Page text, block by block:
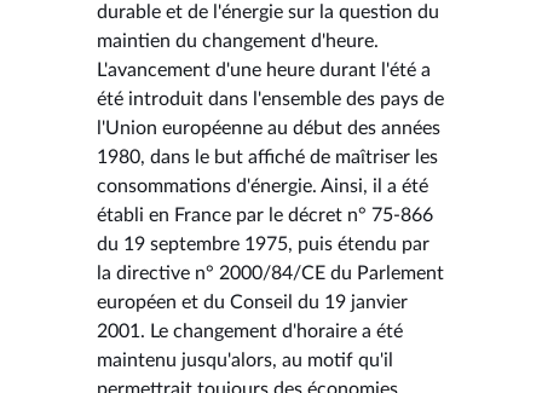
durable et de l'énergie sur la question du
maintien du changement d'heure.
L'avancement d'une heure durant l'été a
été introduit dans l'ensemble des pays de
l'Union européenne au début des années
1980, dans le but affiché de maîtriser les
consommations d'énergie. Ainsi, il a été
établi en France par le décret n° 75-866
du 19 septembre 1975, puis étendu par
la directive n° 2000/84/CE du Parlement
européen et du Conseil du 19 janvier
2001. Le changement d'horaire a été
maintenu jusqu'alors, au motif qu'il
permettrait toujours des économies